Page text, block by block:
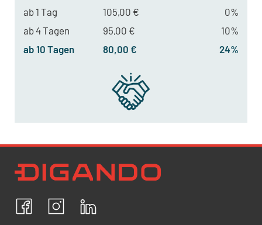
ab 1 Tag
105,00 €
0%
ab 4 Tagen
95,00 €
10%
ab 10 Tagen
80,00 € 24%
FacebookInstagram
Ich bestätige, dass ich die
Datenschutzrichtlinien
personenbezogenen Daten einverstanden.